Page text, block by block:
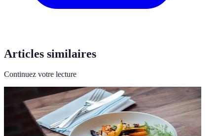
Articles similaires
Continuez votre lecture